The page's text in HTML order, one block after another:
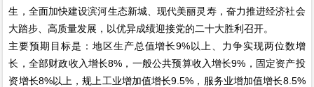
生，全面加快建设滨河生态新城、现代美丽灵寿，奋力推进经济社会
大踏步、高质量发展，以优异成绩迎接党的二十大胜利召开。
主要预期目标是：地区生产总值增长9%以上、力争实现两位数增
长，全部财政收入增长8%，一般公共预算收入增长9%，固定资产投
资增长8%以上，规上工业增加值增长9.5%，服务业增加值增长8.5%